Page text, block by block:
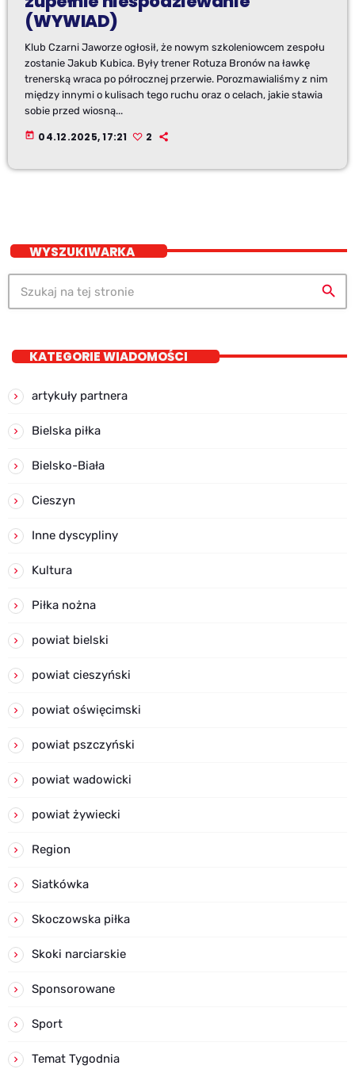
(WYWIAD)
Klub Czarni Jaworze ogłosił, że nowym szkoleniowcem zespołu
zostanie Jakub Kubica. Były trener Rotuza Bronów na ławkę
trenerską wraca po półrocznej przerwie. Porozmawialiśmy z nim
między innymi o kulisach tego ruchu oraz o celach, jakie stawia
sobie przed wiosną...
today 04.12.2025, 17:21 2
WYSZUKIWARKA
search
KATEGORIE WIADOMOŚCI
artykuły partnera
Bielska piłka
Bielsko-Biała
Cieszyn
Inne dyscypliny
Kultura
Piłka nożna
powiat bielski
powiat cieszyński
powiat oświęcimski
powiat pszczyński
powiat wadowicki
powiat żywiecki
Region
Siatkówka
Skoczowska piłka
Skoki narciarskie
Sponsorowane
Sport
Temat Tygodnia